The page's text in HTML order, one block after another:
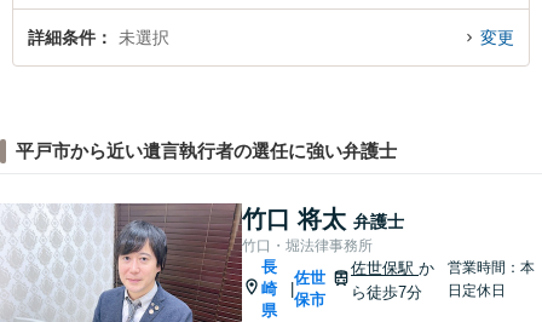
詳細条件 未選択 変更
平戸市から近い遺言執行者の選任に強い弁護士
竹口 将太 弁護士
竹口・堀法律事務所
長
崎
県
佐世
保市
佐世保駅か
ら徒歩7分
営業時間：本
日定休日